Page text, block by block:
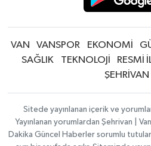
VAN VANSPOR EKONOMİ
SAĞLIK
TEKNOLOJİ RESMİ
Sitede yayınlanan içerik ve
Yayınlanan yorumlardan Şehrivan |
Dakika Güncel Haberler sorumlu